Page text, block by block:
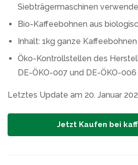
Siebträgermaschinen
Bio-Kaffeebohnen aus
Inhalt: 1kg ganze Kaffeebohnen
Öko-Kontrollstellen des
DE-ÖKO-007 und DE-ÖKO-006
Letztes Update am 20. Januar
Jetzt Kaufen bei